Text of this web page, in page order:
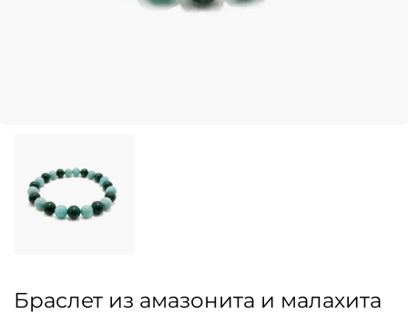
Браслет из амазонита и малахита